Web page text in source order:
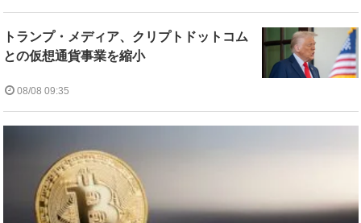
トランプ・メディア、クリプトドットコム
との仮想通貨事業を縮小
08/08 09:35